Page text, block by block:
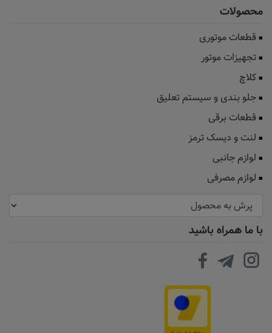
محصولات
قطعات موتوری
تجهیزات موتور
کلاچ
جلو بندی و سیستم تعلیق
قطعات برقی
لنت و دیسک ترمز
لوازم جانبی
لوازم مصرفی
با ما همراه باشید